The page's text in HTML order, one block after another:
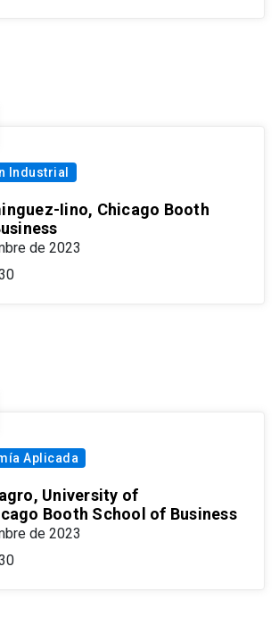
Industrial
Iino, Chicago Booth
de 2023
Aplicada
University of
Booth School of Business
de 2023